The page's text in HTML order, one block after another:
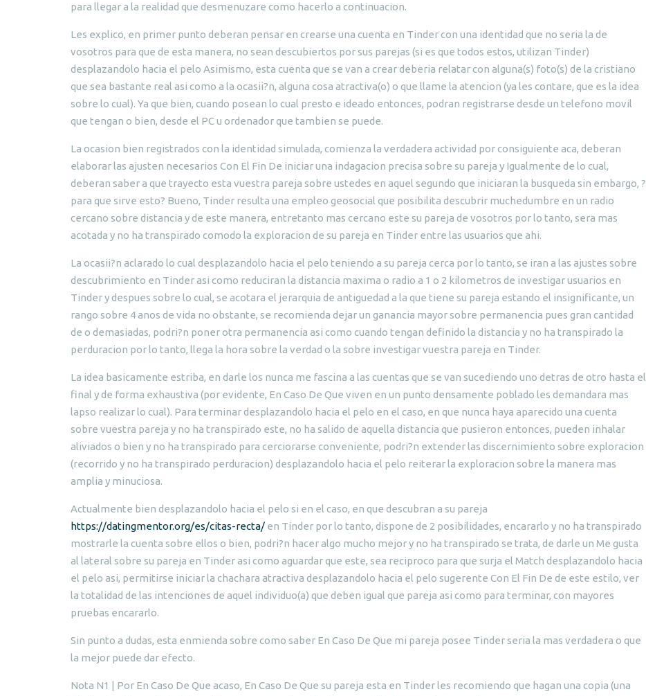
para llegar a la realidad que desmenuzare como hacerlo a continuacion.
Les explico, en primer punto deberan pensar en crearse una cuenta en Tinder con una identidad que no seria la de
vosotros para que de esta manera, no sean descubiertos por sus parejas (si es que todos estos, utilizan Tinder)
desplazandolo hacia el pelo Asimismo, esta cuenta que se van a crear deberia relatar con alguna(s) foto(s) de la cristiano
que sea bastante real asi como a la ocasii?n, alguna cosa atractiva(o) o que llame la atencion (ya les contare, que es la idea
sobre lo cual). Ya que bien, cuando posean lo cual presto e ideado entonces, podran registrarse desde un telefono movil
que tengan o bien, desde el PC u ordenador que tambien se puede.
La ocasion bien registrados con la identidad simulada, comienza la verdadera actividad por consiguiente aca, deberan
elaborar las ajusten necesarios Con El Fin De iniciar una indagacion precisa sobre su pareja y Igualmente de lo cual,
deberan saber a que trayecto esta vuestra pareja sobre ustedes en aquel segundo que iniciaran la busqueda sin embargo, ?
para que sirve esto? Bueno, Tinder resulta una empleo geosocial que posibilita descubrir muchedumbre en un radio
cercano sobre distancia y de este manera, entretanto mas cercano este su pareja de vosotros por lo tanto, sera mas
acotada y no ha transpirado comodo la exploracion de su pareja en Tinder entre las usuarios que ahi.
La ocasii?n aclarado lo cual desplazandolo hacia el pelo teniendo a su pareja cerca por lo tanto, se iran a las ajustes sobre
descubrimiento en Tinder asi como reduciran la distancia maxima o radio a 1 o 2 kilometros de investigar usuarios en
Tinder y despues sobre lo cual, se acotara el jerarquia de antiguedad a la que tiene su pareja estando el insignificante, un
rango sobre 4 anos de vida no obstante, se recomienda dejar un ganancia mayor sobre permanencia pues gran cantidad
de o demasiadas, podri?n poner otra permanencia asi como cuando tengan definido la distancia y no ha transpirado la
perduracion por lo tanto, llega la hora sobre la verdad o la sobre investigar vuestra pareja en Tinder.
La idea basicamente estriba, en darle los nunca me fascina a las cuentas que se van sucediendo uno detras de otro hasta el
final y de forma exhaustiva (por evidente, En Caso De Que viven en un punto densamente poblado les demandara mas
lapso realizar lo cual). Para terminar desplazandolo hacia el pelo en el caso, en que nunca haya aparecido una cuenta
sobre vuestra pareja y no ha transpirado este, no ha salido de aquella distancia que pusieron entonces, pueden inhalar
aliviados o bien y no ha transpirado para cerciorarse conveniente, podri?n extender las discernimiento sobre exploracion
(recorrido y no ha transpirado perduracion) desplazandolo hacia el pelo reiterar la exploracion sobre la manera mas
amplia y minuciosa.
Actualmente bien desplazandolo hacia el pelo si en el caso, en que descubran a su pareja
https://datingmentor.org/es/citas-recta/ en Tinder por lo tanto, dispone de 2 posibilidades, encararlo y no ha transpirado
mostrarle la cuenta sobre ellos o bien, podri?n hacer algo mucho mejor y no ha transpirado se trata, de darle un Me gusta
al lateral sobre su pareja en Tinder asi como aguardar que este, sea reciproco para que surja el Match desplazandolo hacia
el pelo asi, permitirse iniciar la chachara atractiva desplazandolo hacia el pelo sugerente Con El Fin De de este estilo, ver
la totalidad de las intenciones de aquel individuo(a) que deben igual que pareja asi como para terminar, con mayores
pruebas encararlo.
Sin punto a dudas, esta enmienda sobre como saber En Caso De Que mi pareja posee Tinder seria la mas verdadera o que
la mejor puede dar efecto.
Nota N1 | Por En Caso De Que acaso, En Caso De Que su pareja esta en Tinder les recomiendo que hagan una copia (una